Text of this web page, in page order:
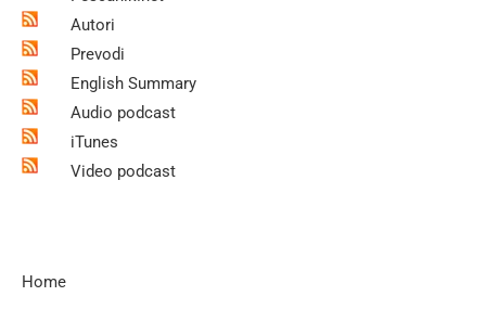
Autori
Prevodi
English Summary
Audio podcast
iTunes
Video podcast
Home